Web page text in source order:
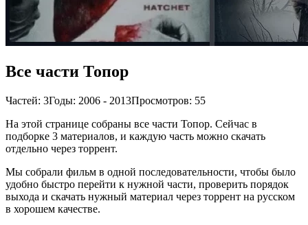
Все части Топор
Частей: 3Годы: 2006 - 2013Просмотров: 55
На этой странице собраны все части Топор. Сейчас в
подборке 3 материалов, и каждую часть можно скачать
отдельно через торрент.
Мы собрали фильм в одной последовательности, чтобы было
удобно быстро перейти к нужной части, проверить порядок
выхода и скачать нужный материал через торрент на русском
в хорошем качестве.